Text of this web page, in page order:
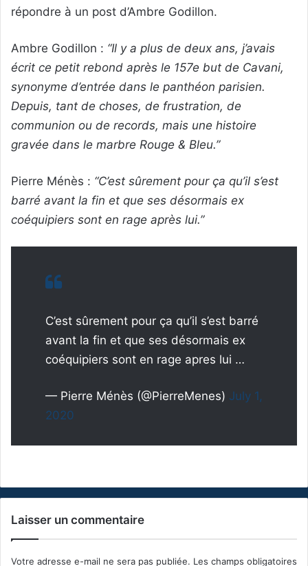
répondre à un post d’Ambre Godillon.
Ambre Godillon : “Il y a plus de deux ans, j’avais
écrit ce petit rebond après le 157e but de Cavani,
synonyme d’entrée dans le panthéon parisien.
Depuis, tant de choses, de frustration, de
communion ou de records, mais une histoire
gravée dans le marbre Rouge & Bleu.”
Pierre Ménès : “C’est sûrement pour ça qu’il s’est
barré avant la fin et que ses désormais ex
coéquipiers sont en rage après lui.”
C’est sûrement pour ça qu’il s’est barré
avant la fin et que ses désormais ex
coéquipiers sont en rage apres lui …
— Pierre Ménès (@PierreMenes) July 1,
2020
Laisser un commentaire
Votre adresse e-mail ne sera pas publiée. Les champs obligatoires